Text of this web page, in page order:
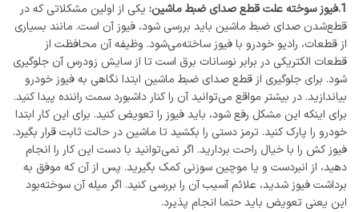
1.فیوز سوخته علت قطع صدای ضبط ماشین:
یکی از اولین مشکلاتی که در
قطع‌شدن صدای ضبط ماشین باید بررسی شود، فیوز آن است. مانند بسیاری
از قطعات، رادیو خودرو با فیوز ساخته‌می‌شود. وظیفه آن محافظت از
قطعات الکتریکی در برابر نوسانات برق است تا از سایش زودرس آن جلوگیری
شود. برای جلوگیری از قطع صدای ضبط ماشین ابتدا نگاهی به فیوز خودرو
بیاندازید. در بیشتر مواقع می‌توانید آن را کنار داشبورد سمت راننده پیدا کنید.
برای اینکه این مشکل رفع شود، باید فیوز را تعویض کنید. برای این کار ابتدا
خودرو را پارک کنید. ترمز دستی را بکشید تا ماشین در حالت ثابت قرار بگیرد.
فیوز کش را با خیال راحت بردارید. اگر نمی‌توانید با دست این کار را انجام
دهید، از انبردست و یا موچین سوزنی کمک بگیرید. پس از آن که موفق به
برداشت فیوز شدید، علائم آسیب آن را بررسی کنید. اگر میله آن سوخته‌بود
این یعنی تعویض باید حتما انجام پذیرد.